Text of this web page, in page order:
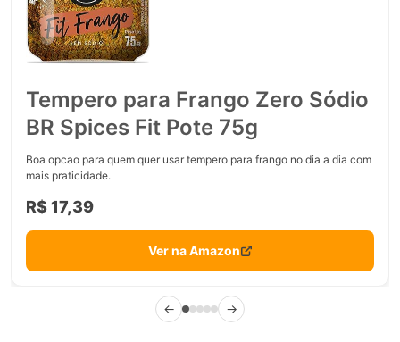
Tempero para Frango Zero Sódio
BR Spices Fit Pote 75g
Boa opcao para quem quer usar tempero para frango no dia a dia com
mais praticidade.
R$ 17,39
Ver na Amazon
← →